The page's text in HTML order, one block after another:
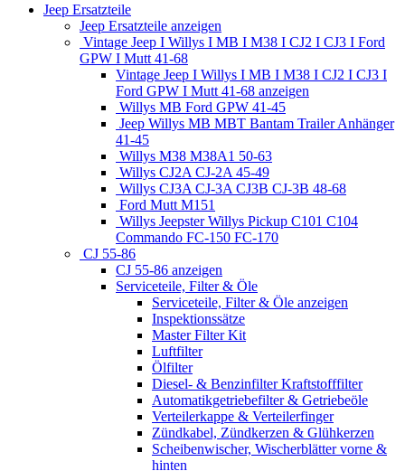
Jeep Ersatzteile
Jeep Ersatzteile anzeigen
Vintage Jeep I Willys I MB I M38 I CJ2 I CJ3 I Ford
GPW I Mutt 41-68
Vintage Jeep I Willys I MB I M38 I CJ2 I CJ3 I
Ford GPW I Mutt 41-68 anzeigen
Willys MB Ford GPW 41-45
Jeep Willys MB MBT Bantam Trailer Anhänger
41-45
Willys M38 M38A1 50-63
Willys CJ2A CJ-2A 45-49
Willys CJ3A CJ-3A CJ3B CJ-3B 48-68
Ford Mutt M151
Willys Jeepster Willys Pickup C101 C104
Commando FC-150 FC-170
CJ 55-86
CJ 55-86 anzeigen
Serviceteile, Filter & Öle
Serviceteile, Filter & Öle anzeigen
Inspektionssätze
Master Filter Kit
Luftfilter
Ölfilter
Diesel- & Benzinfilter Kraftstofffilter
Automatikgetriebefilter & Getriebeöle
Verteilerkappe & Verteilerfinger
Zündkabel, Zündkerzen & Glühkerzen
Scheibenwischer, Wischerblätter vorne &
hinten